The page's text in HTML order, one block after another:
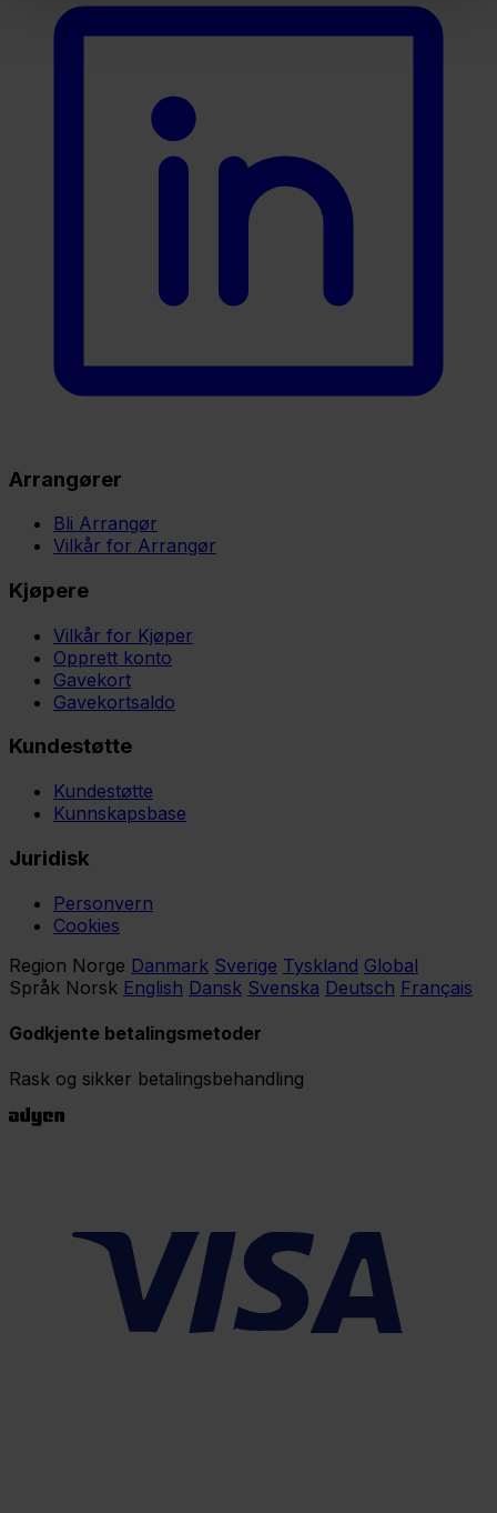
Arrangører
Bli Arrangør
Vilkår for Arrangør
Kjøpere
Vilkår for Kjøper
Opprett konto
Gavekort
Gavekortsaldo
Kundestøtte
Kundestøtte
Kunnskapsbase
Juridisk
Personvern
Cookies
Region Norge Danmark Sverige Tyskland Global
Språk Norsk English Dansk Svenska Deutsch Français
Godkjente betalingsmetoder
Rask og sikker betalingsbehandling